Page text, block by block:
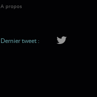
A propos
Dernier tweet :